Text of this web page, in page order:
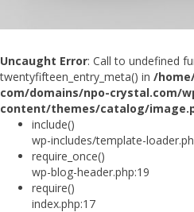
Uncaught Error: Call to undefined
twentyfifteen_entry_meta() in /
com/domains/npo-crystal.com/
content/themes/catalog/
include()
wp-includes/template-
require_once()
wp-blog-header.php:19
require()
index.php:17